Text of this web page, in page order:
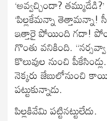
‘అవ్వచ్చిందా?
‘పిల్లకేమన్నా తెత్తామన్నా!
ఇత్తారై పోయింది గదా!
గొంతు వనికింది.
కొలువుల నుంచి
నెక్కరు జేబులోనుంచి
పట్టుకున్నాడు.
పిల్లకివేమి పట్టినట్టులేదు.